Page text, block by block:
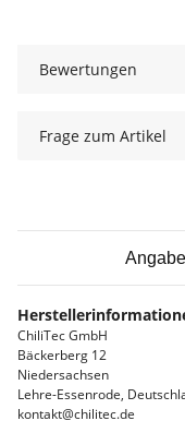
Bewertungen
Frage zum Artikel
ChiliTec GmbH
Bäckerberg 12
Niedersachsen
Lehre-Essenrode,
kontakt@chilitec.de